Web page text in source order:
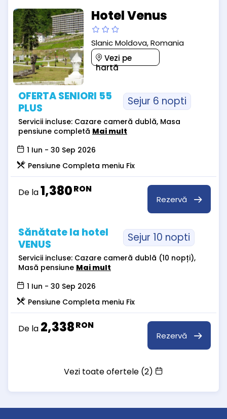
Hotel Venus
Slanic Moldova, Romania
Vezi pe
hartă
OFERTA SENIORI 55
PLUS
Sejur 6 nopti
Servicii incluse: Cazare cameră dublă, Masa
pensiune completă Mai mult
1 Iun - 30 Sep 2026
Pensiune Completa meniu Fix
De la1,380RON
Rezervă
Sănătate la hotel
VENUS
Sejur 10 nopti
Servicii incluse: Cazare cameră dublă (10 nopți),
Masă pensiune Mai mult
1 Iun - 30 Sep 2026
Pensiune Completa meniu Fix
De la 2,338RON
Rezervă
Vezi toate ofertele (2)